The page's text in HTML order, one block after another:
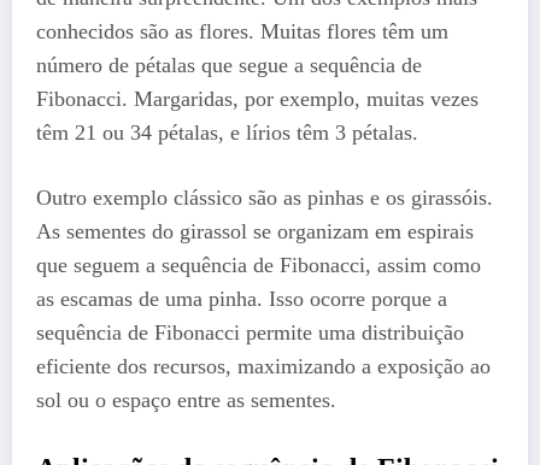
conhecidos são as flores. Muitas flores têm um
número de pétalas que segue a sequência de
Fibonacci. Margaridas, por exemplo, muitas vezes
têm 21 ou 34 pétalas, e lírios têm 3 pétalas.
Outro exemplo clássico são as pinhas e os girassóis.
As sementes do girassol se organizam em espirais
que seguem a sequência de Fibonacci, assim como
as escamas de uma pinha. Isso ocorre porque a
sequência de Fibonacci permite uma distribuição
eficiente dos recursos, maximizando a exposição ao
sol ou o espaço entre as sementes.